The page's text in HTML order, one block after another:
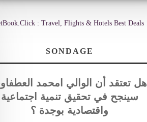
: Travel, Flights & Hotels Best Deals
SONDAGE
هل تعتقد أن الوالي امحمد
سينجح في تحقيق تنمية اجتماعية
واقتصادية بوجدة ؟